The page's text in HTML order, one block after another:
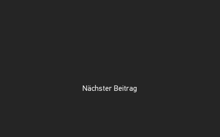
Nächster Beitrag